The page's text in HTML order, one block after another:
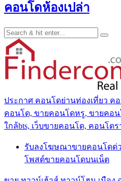
คอนโดห้องเปล่า
ประกาศ คอนโดย่านท่องเที่ยว ค
คอนโด, ขายคอนโดหรู, ขายคอ
ใกล้bts, เว็บขายคอนโด, คอนโด
รับลงโฆษณาขายคอนโดด่
โพสต์ขายคอนโดบนเน็ต